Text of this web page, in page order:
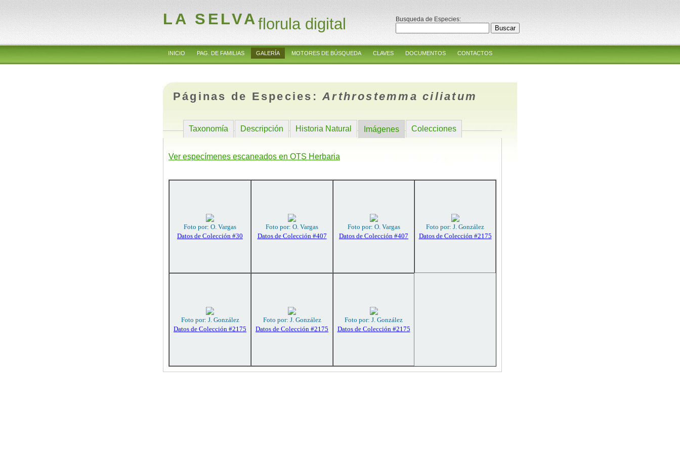
LA SELVAflorula digital Busqueda de Especies:
INICIO PAG. DE FAMILIAS GALERÍA MOTORES DE BÚSQUEDA CLAVES DOCUMENTOS CONTACTOS
Páginas de Especies:Arthrostemma ciliatum
Taxonomía Descripción Historia Natural Imágenes Colecciones
Ver especímenes escaneados en OTS Herbaria
Foto por: O. Vargas
Datos de Colección #30
Foto por: O. Vargas
Datos de Colección #407
Foto por: O. Vargas
Datos de Colección #407
Foto por: J. González
Datos de Colección #2175
Foto por: J. González
Datos de Colección #2175
Foto por: J. González
Datos de Colección #2175
Foto por: J. González
Datos de Colección #2175